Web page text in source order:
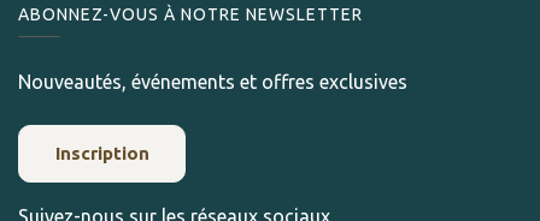
ABONNEZ-VOUS À NOTRE NEWSLETTER
Nouveautés, événements et offres exclusives
Inscription
Suivez-nous sur les réseaux sociaux